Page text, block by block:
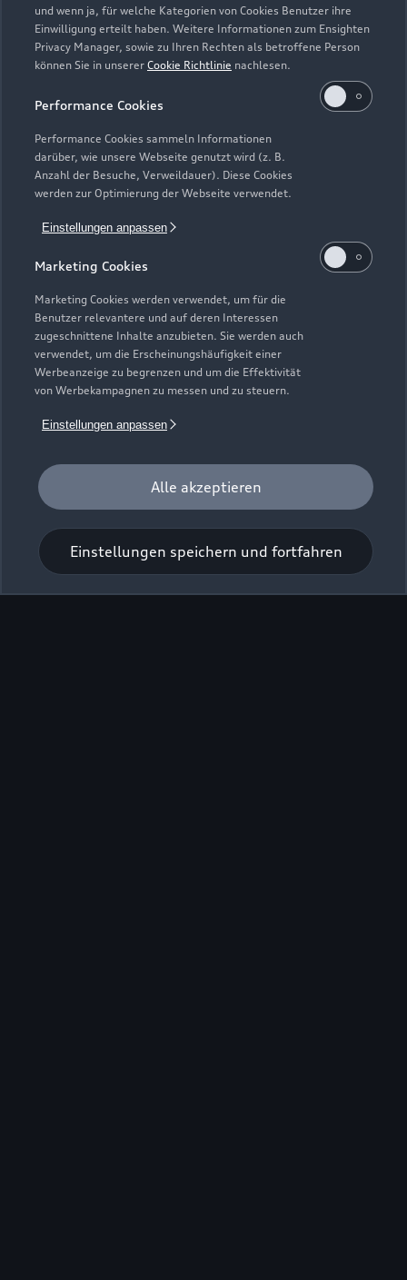
und wenn ja, für welche Kategorien von Cookies Benutzer ihre
Einwilligung erteilt haben. Weitere Informationen zum Ensighten
Privacy Manager, sowie zu Ihren Rechten als betroffene Person
können Sie in unserer Cookie Richtlinie nachlesen.
Performance Cookies
Performance Cookies sammeln Informationen
darüber, wie unsere Webseite genutzt wird (z. B.
Anzahl der Besuche, Verweildauer). Diese Cookies
werden zur Optimierung der Webseite verwendet.
Einstellungen anpassen
Marketing Cookies
Marketing Cookies werden verwendet, um für die
Benutzer relevantere und auf deren Interessen
zugeschnittene Inhalte anzubieten. Sie werden auch
verwendet, um die Erscheinungshäufigkeit einer
Werbeanzeige zu begrenzen und um die Effektivität
von Werbekampagnen zu messen und zu steuern.
Einstellungen anpassen
Alle akzeptieren
Einstellungen speichern und fortfahren
Montag - Freitag
07:45 - 17:00
Sonntag